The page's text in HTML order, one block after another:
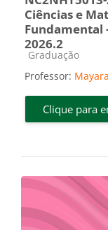
Ciências e
Fundamental
2026.2
Categoria do
Graduação
Professor:
Clique para